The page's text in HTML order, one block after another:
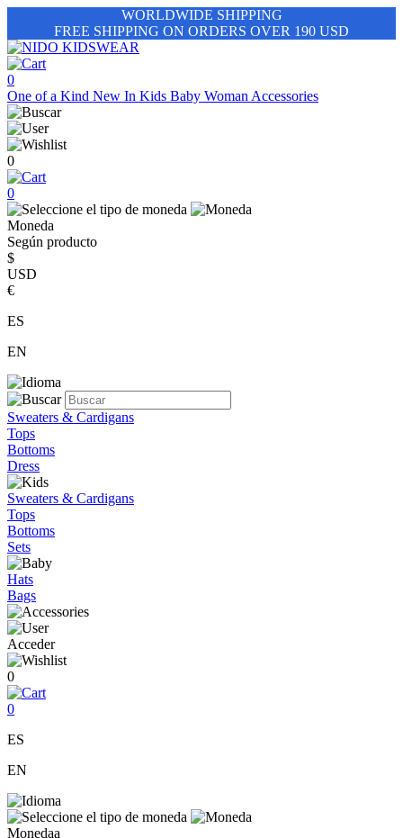
WORLDWIDE SHIPPING
FREE SHIPPING ON ORDERS OVER 190 USD
0
One of a Kind New In Kids Baby Woman Accessories
0
0
Moneda
Según producto
$
USD
€
ES
EN
Sweaters & Cardigans
Tops
Bottoms
Dress
Sweaters & Cardigans
Tops
Bottoms
Sets
Hats
Bags
Acceder
0
0
ES
EN
Monedaa